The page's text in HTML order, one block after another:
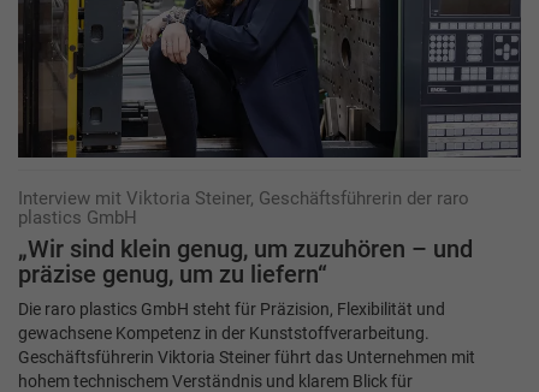
Interview mit Viktoria Steiner, Geschäftsführerin der raro
plastics GmbH
„Wir sind klein genug, um zuzuhören – und
präzise genug, um zu liefern“
Die raro plastics GmbH steht für Präzision, Flexibilität und
gewachsene Kompetenz in der Kunststoffverarbeitung.
Geschäftsführerin Viktoria Steiner führt das Unternehmen mit
hohem technischem Verständnis und klarem Blick für